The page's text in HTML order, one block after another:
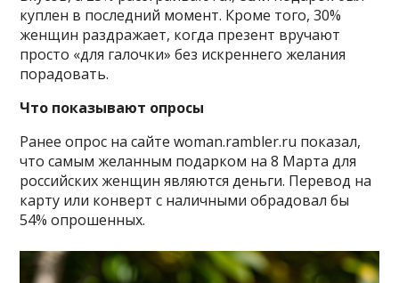
куплен в последний момент. Кроме того, 30%
женщин раздражает, когда презент вручают
просто «для галочки» без искреннего желания
порадовать.
Что показывают опросы
Ранее опрос на сайте woman.rambler.ru показал,
что самым желанным подарком на 8 Марта для
российских женщин являются деньги. Перевод на
карту или конверт с наличными обрадовал бы
54% опрошенных.